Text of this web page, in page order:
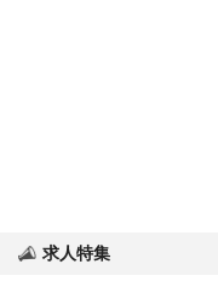
求人特集